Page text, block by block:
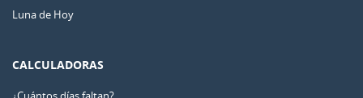
Luna de Hoy
CALCULADORAS